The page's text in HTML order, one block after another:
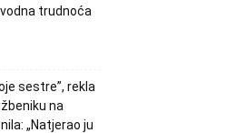
trudnoća
sestre”, rekla
na
„Natjerao ju